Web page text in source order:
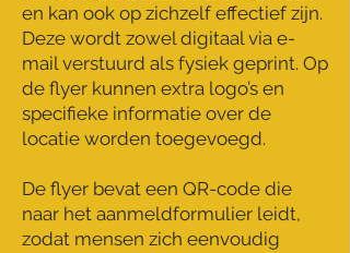
en kan ook op zichzelf effectief zijn.
Deze wordt zowel digitaal via e-
mail verstuurd als fysiek geprint. Op
de flyer kunnen extra logo’s en
specifieke informatie over de
locatie worden toegevoegd.
De flyer bevat een QR-code die
naar het aanmeldformulier leidt,
zodat mensen zich eenvoudig